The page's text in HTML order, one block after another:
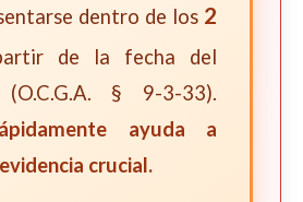
dentro de los 2
de la fecha del
(O.C.G.A. § 9-3-33).
ayuda a
crucial.